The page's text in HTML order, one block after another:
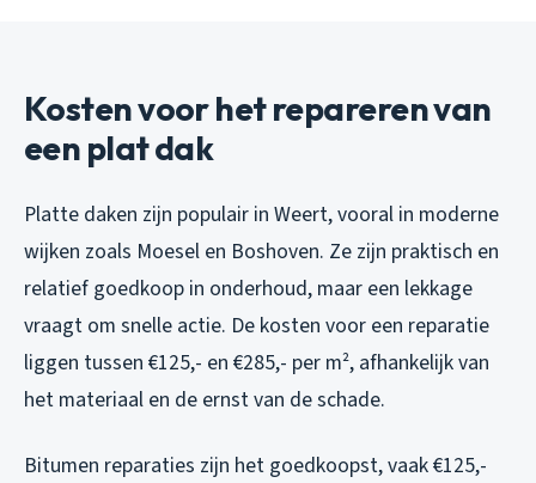
Kosten voor het repareren van
een plat dak
Platte daken zijn populair in Weert, vooral in moderne
wijken zoals Moesel en Boshoven. Ze zijn praktisch en
relatief goedkoop in onderhoud, maar een lekkage
vraagt om snelle actie. De kosten voor een reparatie
liggen tussen €125,- en €285,- per m², afhankelijk van
het materiaal en de ernst van de schade.
Bitumen reparaties zijn het goedkoopst, vaak €125,-